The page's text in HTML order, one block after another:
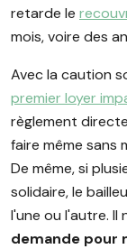
retarde le
mois, voire des
Avec la caution
premier loyer
règlement
faire même sans
De même, si
solidaire, le
l'une ou l'autre.
demande pour